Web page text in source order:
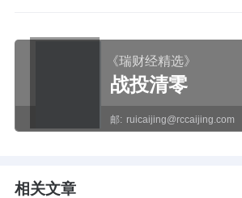
《瑞财经精选》
战投清零
邮: ruicaijing@rccaijing.com
相关文章